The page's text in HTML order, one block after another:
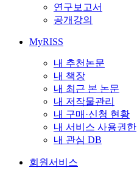
연구보고서
공개강의
MyRISS
내 추천논문
내 책장
내 최근 본 논문
내 저작물관리
내 구매·신청 현황
내 서비스 사용권한
내 관심 DB
회원서비스